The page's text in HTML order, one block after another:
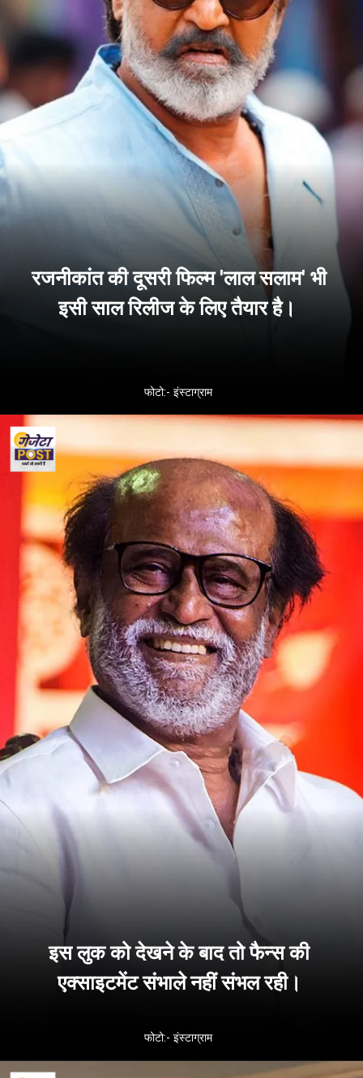
रजनीकांत की दूसरी फिल्म 'लाल सलाम' भी
इसी साल रिलीज के लिए तैयार है।
फोटो:- इंस्टाग्राम
इस लुक को देखने के बाद तो फैन्स की
एक्साइटमेंट संभाले नहीं संभल रही।
फोटो:- इंस्टाग्राम